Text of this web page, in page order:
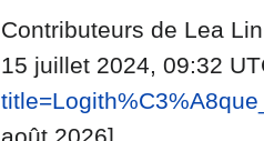
Contributeurs de Lea
15 juillet 2024, 09:32